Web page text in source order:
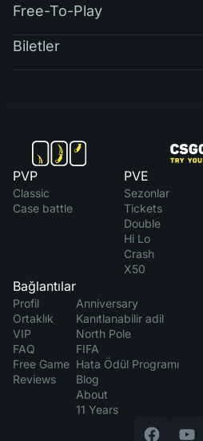
Free-To-Play
Biletler
PVP
Classic
Case battle
PVE
Sezonlar
Tickets
Double
Hi Lo
Crash
X50
Bağlantılar
Profil
Ortaklık
VIP
FAQ
Free Game
Reviews
Anniversary
Kanıtlanabilir adil
North Pole
FIFA
Hata Ödül Programı
Blog
About
11 Years